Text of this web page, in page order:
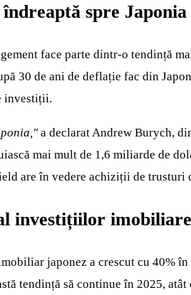
spre Japonia
face parte dintr-o tendință
30 de ani de deflație fac din
investiții.
a declarat Andrew Burych,
mai mult de 1,6 miliarde de
are în vedere achiziții de
investițiilor imobiliare
japonez a crescut cu 40%
tendință să continue în 2025,